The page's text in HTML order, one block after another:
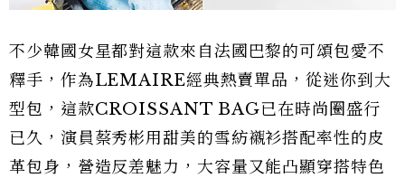
不少韓國女星都對這款來自法國巴黎的可頌包愛不
釋手，作為LEMAIRE經典熱賣單品，從迷你到大
型包，這款CROISSANT BAG已在時尚圈盛行
已久，演員蔡秀彬用甜美的雪紡襯衫搭配率性的皮
革包身，營造反差魅力，大容量又能凸顯穿搭特色